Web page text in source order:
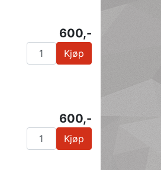
600,-
Kjøp
600,-
Kjøp